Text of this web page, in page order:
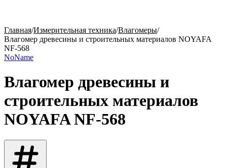
Главная/Измерительная техника/Влагомеры/
Влагомер древесины и строительных материалов NOYAFA
NF-568
NoName
Влагомер древесины и
строительных материалов
NOYAFA NF-568